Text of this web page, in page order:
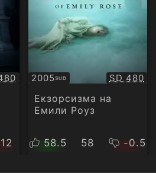
12
2005SUB
Субтитри SD 480
Екзорсизма на
Емили Роуз
58.5 58 -0.5